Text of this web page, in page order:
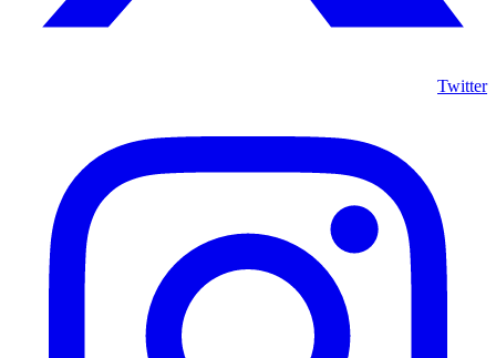
Twitter